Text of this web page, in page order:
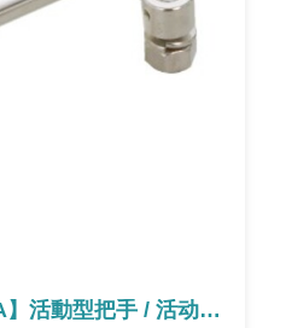
【A-1042-A／A-42-A】活動型把手 / 活动型把手